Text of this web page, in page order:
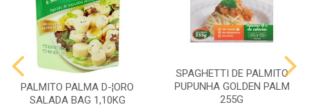
PALMITO PALMA D-¦ORO
SALADA BAG 1,10KG
SPAGHETTI DE PALMITO
PUPUNHA GOLDEN PALM
255G